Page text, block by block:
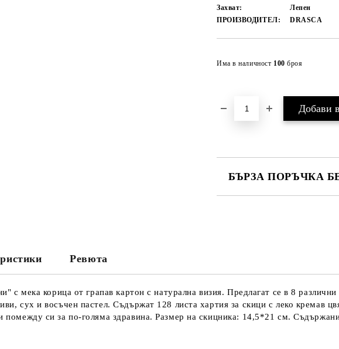
Захват:
Лепен
ПРОИЗВОДИТЕЛ:
DRASCA
Има в наличност 100 броя
БЪРЗА ПОРЪЧКА
Ревюта
с мека корица от грапав картон с натурална визия. Предлагат се в 8
сух и восъчен пастел. Съдържат 128 листа хартия за скици с леко кремав
помежду си за по-голяма здравина. Размер на скицника: 14,5*21 см.